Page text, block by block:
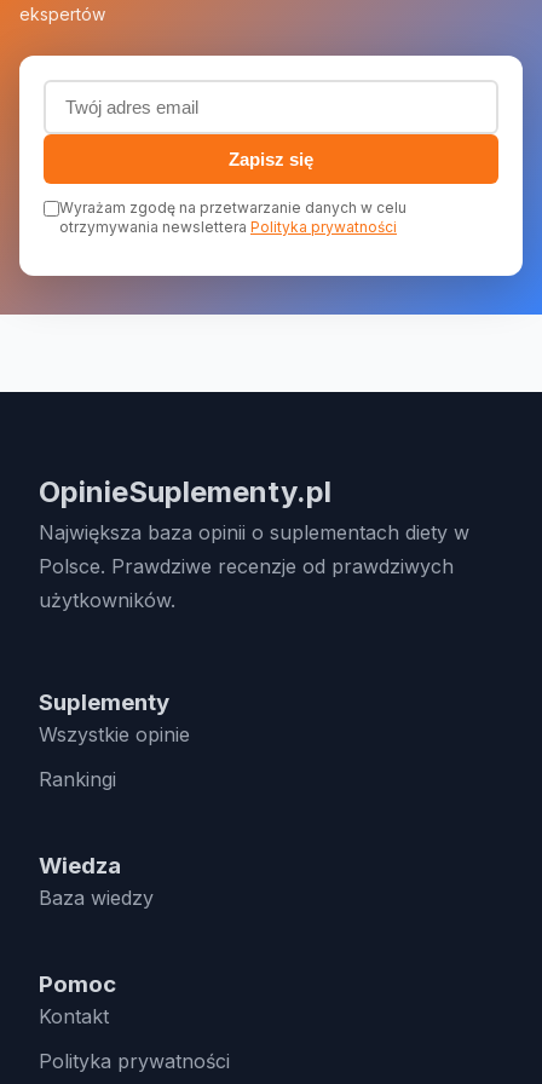
ekspertów
Adres email (wymagany)
Zapisz się
Wyrażam zgodę na przetwarzanie danych w celu
otrzymywania newslettera Polityka prywatności
OpinieSuplementy.pl
Największa baza opinii o suplementach diety w
Polsce. Prawdziwe recenzje od prawdziwych
użytkowników.
Suplementy
Wszystkie opinie
Rankingi
Wiedza
Baza wiedzy
Pomoc
Kontakt
Polityka prywatności